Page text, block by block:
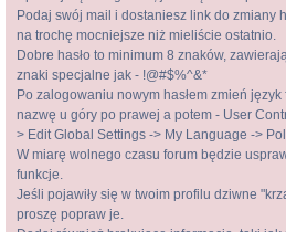
Podaj swój mail i dostaniesz link do zmiany
na trochę mocniejsze niż mieliście ostatnio.
Dobre hasło to minimum 8 znaków,
znaki specjalne jak - !@#$%^&*
Po zalogowaniu nowym hasłem zmień
nazwę u góry po prawej a potem - User
> Edit Global Settings -> My Language ->
W miarę wolnego czasu forum będzie
funkcje.
Jeśli pojawiły się w twoim profilu dziwne
proszę popraw je.